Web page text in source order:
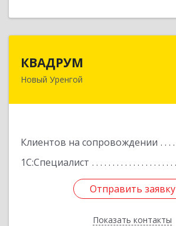
КВАДРУМ
Новый Уренгой
Клиентов на сопровождении
1С:Специалист
Отправить заявку
Показать контакты
629309, Ямало-Ненецкий АО,
Отправить заявку
Назад